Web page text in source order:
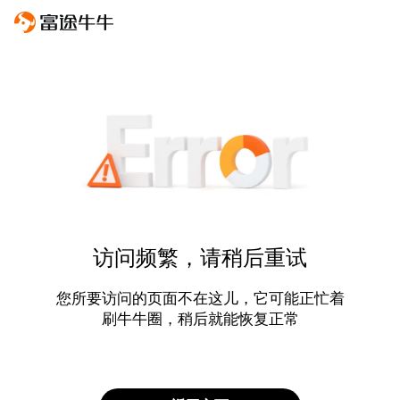
访问频繁，请稍后重试
您所要访问的页面不在这儿，它可能正忙着
刷牛牛圈，稍后就能恢复正常